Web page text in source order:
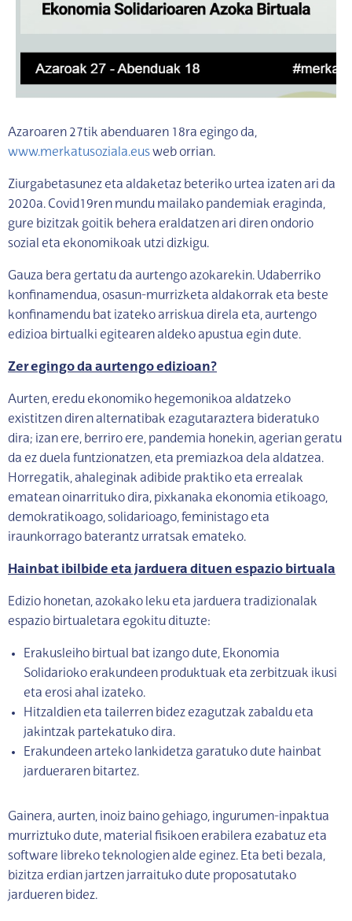
Azaroaren 27tik abenduaren 18ra egingo da,
www.merkatusoziala.eusweb orrian.
Ziurgabetasunez eta aldaketaz beteriko urtea izaten ari da
2020a. Covid19ren mundu mailako pandemiak eraginda,
gure bizitzak goitik behera eraldatzen ari diren ondorio
sozial eta ekonomikoak utzi dizkigu.
Gauza bera gertatu da aurtengo azokarekin. Udaberriko
konfinamendua, osasun-murrizketa aldakorrak eta beste
konfinamendu bat izateko arriskua direla eta, aurtengo
edizioa birtualki egitearen aldeko apustua egin dute.
Zer egingo da aurtengo edizioan?
Aurten, eredu ekonomiko hegemonikoa aldatzeko
existitzen diren alternatibak ezagutaraztera bideratuko
dira; izan ere, berriro ere, pandemia honekin, agerian geratu
da ez duela funtzionatzen, eta premiazkoa dela aldatzea.
Horregatik, ahaleginak adibide praktiko eta errealak
ematean oinarrituko dira, pixkanaka ekonomia etikoago,
demokratikoago, solidarioago, feministago eta
iraunkorrago baterantz urratsak emateko.
Hainbat ibilbide eta jarduera dituen espazio birtuala
Edizio honetan, azokako leku eta jarduera tradizionalak
espazio birtualetara egokitu dituzte:
Erakusleiho birtual bat izango dute, Ekonomia
Solidarioko erakundeen produktuak eta zerbitzuak ikusi
eta erosi ahal izateko.
Hitzaldien eta tailerren bidez ezagutzak zabaldu eta
jakintzak partekatuko dira.
Erakundeen arteko lankidetza garatuko dute hainbat
jardueraren bitartez.
Gainera, aurten, inoiz baino gehiago, ingurumen-inpaktua
murriztuko dute, material fisikoen erabilera ezabatuz eta
software libreko teknologien alde eginez. Eta beti bezala,
bizitza erdian jartzen jarraituko dute proposatutako
jardueren bidez.